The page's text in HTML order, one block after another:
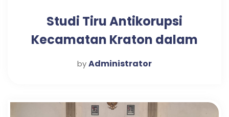
Studi Tiru Antikorupsi
Kecamatan Kraton dalam
Mewujudkan Pelayanan
byAdministrator